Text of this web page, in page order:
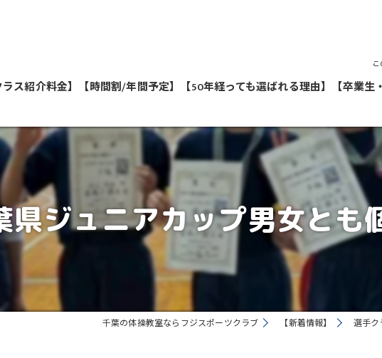
ラス紹介料金】 【時間割/年間予定】 【50年経っても選ばれる理由】
私たちが教えます
【卒業
ジュニアカップ男女とも
千葉の体操教室ならフジスポーツクラブ 【新着情報】 選手ク